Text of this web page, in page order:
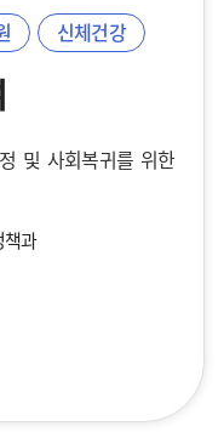
신체건강
및 사회복귀를 위한
책과